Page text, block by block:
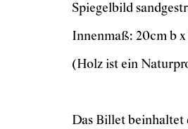
Spiegelbild
Innenmaß: 20cm b
(Holz ist ein
Das Billet beinhaltet